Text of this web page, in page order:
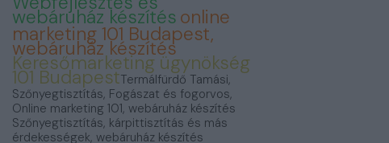
webáruház készítés online
marketing 101 Budapest,
webáruház készítés
Keresőmarketing ügynökség
101 BudapestTermálfürdő Tamási,
Szőnyegtisztítás, Fogászat és fogorvos,
Online marketing 101, webáruház készítés
Szőnyegtisztítás, kárpittisztítás és más
érdekességek, webáruház készítés